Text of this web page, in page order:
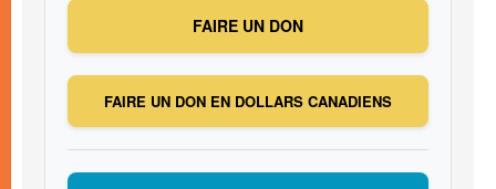
FAIRE UN DON
FAIRE UN DON EN DOLLARS CANADIENS